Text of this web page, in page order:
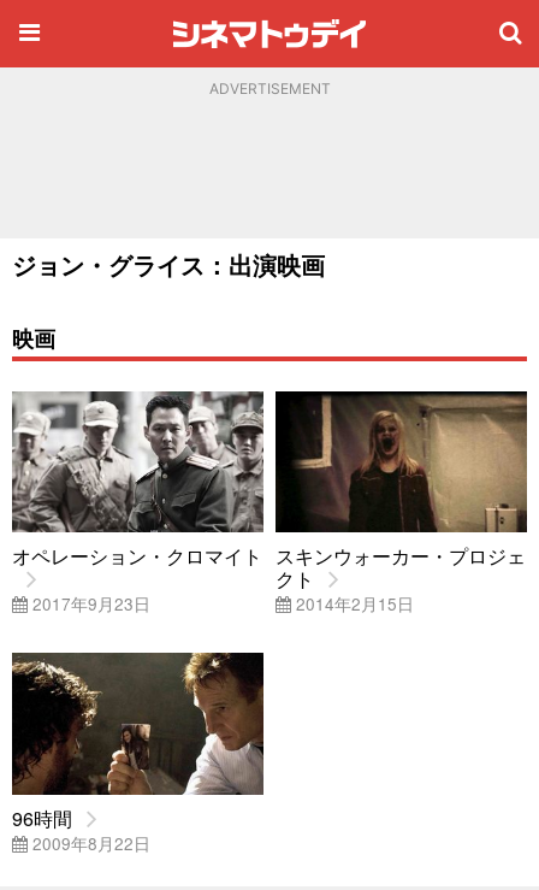
ADVERTISEMENT
ジョン・グライス：出演映画
映画
オペレーション・クロマイト
2017年9月23日
スキンウォーカー・プロジェ
クト
2014年2月15日
96時間
2009年8月22日